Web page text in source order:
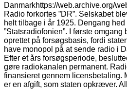
Danmarkhttps://web.archive.org/
Radio forkortes ”DR”. Selskabet
helt tilbage i år 1925. Dengang hed
”Statsradiofonien”. I første omgang
oprettet på forsøgsbasis, fordi
have monopol på at sende radio i
Efter et års forsøgsperiode,
gøre radiokanalen permanent.
finansieret gennem licensbetaling.
er en afgift, som staten opkræver.